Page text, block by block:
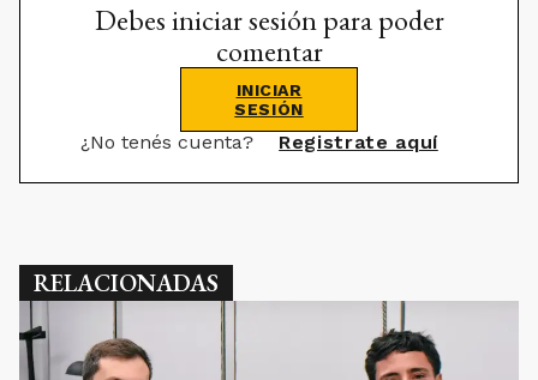
Debes iniciar sesión para poder
comentar
INICIAR
SESIÓN
¿No tenés cuenta? Registrate aquí
RELACIONADAS